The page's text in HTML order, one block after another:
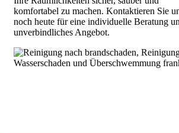
komfortabel zu machen. Kontaktieren Sie
noch heute für eine individuelle Beratung
unverbindliches Angebot.